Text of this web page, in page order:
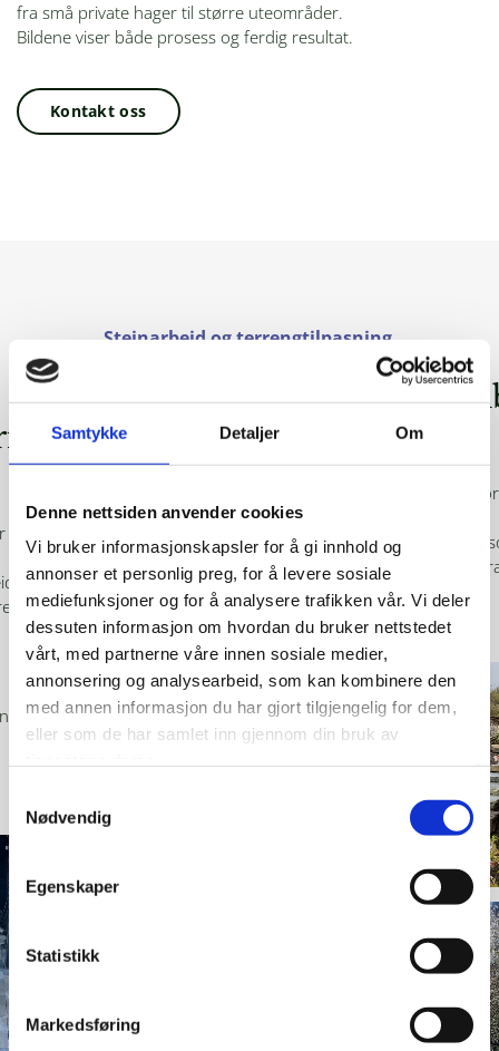
Samtykke Detaljer Om
Denne nettsiden anvender cookies
Vi bruker informasjonskapsler for å gi innhold og
annonser et personlig preg, for å levere sosiale
mediefunksjoner og for å analysere trafikken vår. Vi deler
dessuten informasjon om hvordan du bruker nettstedet
vårt, med partnerne våre innen sosiale medier,
annonsering og analysearbeid, som kan kombinere den
med annen informasjon du har gjort tilgjengelig for dem,
eller som de har samlet inn gjennom din bruk av
Nødvendig
Egenskaper
Statistikk
Markedsføring
fra små private hager til større uteområder.
Bildene viser både prosess og ferdig resultat.
Kontakt oss
Steinarbeid og terrengtilpasning
Oppgradering med gjenbruk
av eksisterende stein
oppgradere uteområdet og forme en funksjonell
terrengtrapp. Ved å bevare og tilpasse materialene som
allerede var på eiendommen, fikk kunden en bærekraftig
løsning med naturlig uttrykk.